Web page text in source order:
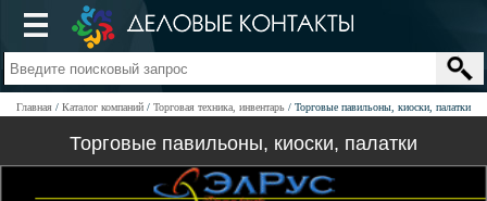
Главная Каталог компаний Торговая техника, инвентарь Торговые павильоны, киоски, палатки
Торговые павильоны, киоски, палатки